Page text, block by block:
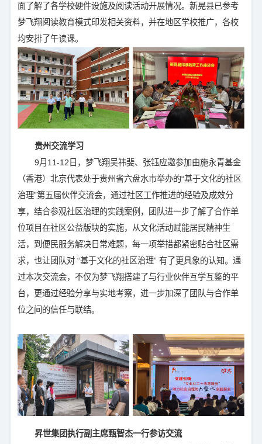
面了解了各学校硬件设施及阅读活动开展情况。新晃县已参考
梦飞翔阅读教育模式印发相关资料，并在地区学校推广，各校
均安排了午读课。
贵州交流学习
9月11-12日，梦飞翔吴祎斐、张钰应邀参加由施永青基金
（香港）北京代表处于贵州省六盘水市举办的“基于文化的社区
治理”第五届伙伴交流会，通过社区工作推进的经验及成效分
享，结合参观社区治理的实践案例，团队进一步了解了合作单
位项目在社区公益版块的实施，从文化活动赋能居民精神生
活，到便民服务解决日常难题，每一项举措都紧密贴合社区需
求，也让团队对 “基于文化的社区治理” 有了更具象的认知。通
过本次交流会，不仅为梦飞翔搭建了与行业伙伴互学互鉴的平
台，更通过经验分享与实地考察，进一步加深了团队与合作单
位之间的信任与联结。
昇世集团执行副主席甄智杰一行参访交流